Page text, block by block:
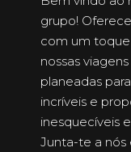
grupo!
com um toque
nossas
planeadas
incríveis e
inesquecíveis
Junta-te a nós